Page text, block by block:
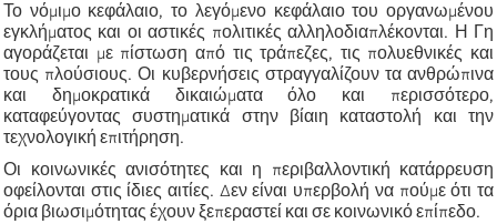
Το νόμιμο κεφάλαιο, το λεγόμενο κεφάλαιο του οργανωμένου
εγκλήματος και οι αστικές πολιτικές αλληλοδιαπλέκονται. Η Γη
αγοράζεται με πίστωση από τις τράπεζες, τις πολυεθνικές και
τους πλούσιους. Οι κυβερνήσεις στραγγαλίζουν τα ανθρώπινα
και δημοκρατικά δικαιώματα όλο και περισσότερο,
καταφεύγοντας συστηματικά στην βίαιη καταστολή και την
τεχνολογική επιτήρηση.
Οι κοινωνικές ανισότητες και η περιβαλλοντική κατάρρευση
οφείλονται στις ίδιες αιτίες. Δεν είναι υπερβολή να πούμε ότι τα
όρια βιωσιμότητας έχουν ξεπεραστεί και σε κοινωνικό επίπεδο.